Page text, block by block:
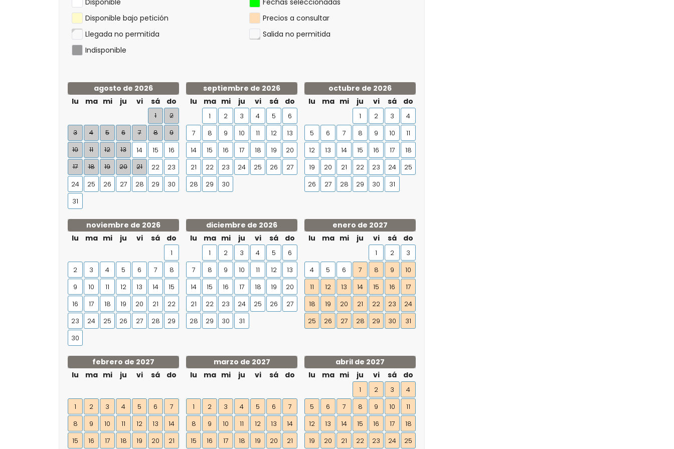
Disponible
Fechas seleccionadas
Disponible bajo petición
Precios a consultar
Llegada no permitida
Salida no permitida
Indisponible
agosto de 2026
lu
ma mi ju vi sá do
1
2
3
4 5 6 7 8
9
10
11 12 13 14 15
16
17
18 19 20 21 22
23
24
25 26 27 28 29
30
31
septiembre de 2026
lu
ma mi ju vi sá do
1 2 3 4 5
6
7
8 9 10 11 12
13
14
15 16 17 18 19
20
21
22 23 24 25 26
27
28
29 30
octubre de 2026
lu
ma mi ju vi sá do
1 2 3
4
5
6 7 8 9 10
11
12
13 14 15 16 17
18
19
20 21 22 23 24
25
26
27 28 29 30 31
noviembre de 2026
lu
ma mi ju vi sá do
1
2
3 4 5 6 7
8
9
10 11 12 13 14
15
16
17 18 19 20 21
22
23
24 25 26 27 28
29
30
diciembre de 2026
lu
ma mi ju vi sá do
1 2 3 4 5
6
7
8 9 10 11 12
13
14
15 16 17 18 19
20
21
22 23 24 25 26
27
28
29 30 31
enero de 2027
lu
ma mi ju vi sá do
1 2
3
4
5 6 7 8 9
10
11
12 13 14 15 16
17
18
19 20 21 22 23
24
25
26 27 28 29 30 31
febrero de 2027
lu
ma mi ju vi sá do
1 2 3 4 5 6
7
8
9 10 11 12 13
14
15
16 17 18 19 20 21
marzo de 2027
lu
ma mi ju vi sá do
1 2 3 4 5 6
7
8
9 10 11 12 13
14
15
16 17 18 19 20 21
abril de 2027
lu
ma mi ju vi sá do
1 2 3
4
5
6 7 8 9 10
11
12
13 14 15 16 17
18
19
20 21 22 23 24 25